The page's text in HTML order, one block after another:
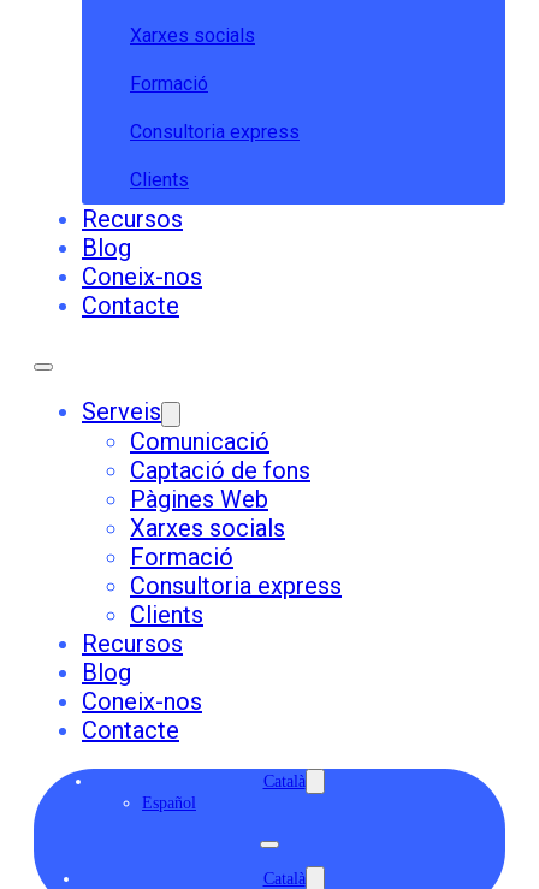
Xarxes socials
Formació
Consultoria express
Clients
Recursos
Blog
Coneix-nos
Contacte
Serveis
Comunicació
Captació de fons
Pàgines Web
Xarxes socials
Formació
Consultoria express
Clients
Recursos
Blog
Coneix-nos
Contacte
Català
Español
Català